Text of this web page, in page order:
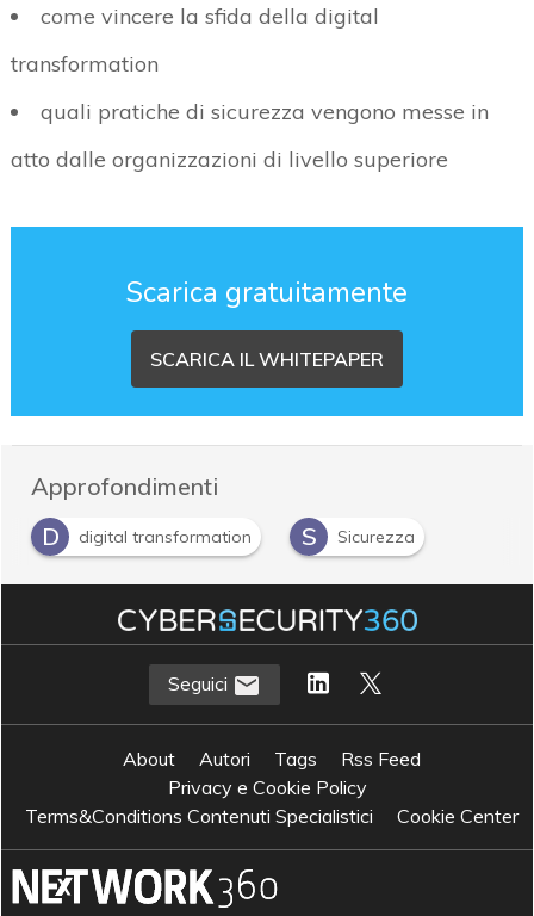
come vincere la sfida della digital
transformation
quali pratiche di sicurezza vengono messe in
atto dalle organizzazioni di livello superiore
Scarica gratuitamente
SCARICA IL WHITEPAPER
Approfondimenti
D
digital transformation S Sicurezza
Seguici
About Autori Tags
Rss Feed
Privacy e Cookie Policy
Terms&Conditions Contenuti Specialistici
Cookie Center